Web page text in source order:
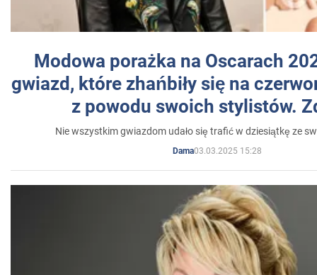
Modowa porażka na Oscarach
gwiazd, które zhańbiły się na
z powodu swoich stylistów.
Nie wszystkim gwiazdom udało się trafić w dziesiątkę ze
Dama03.03.2025 15:28